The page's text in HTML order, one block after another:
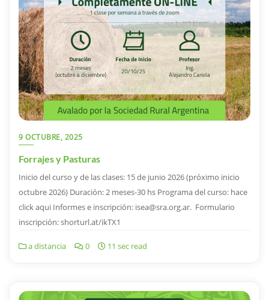
9 OCTUBRE, 2025
Forrajes y Pasturas
Inicio del curso y de las clases: 15 de junio 2026 (próximo inicio
octubre 2026) Duración: 2 meses-30 hs Programa del curso: hace
click aqui Informes e inscripción: isea@sra.org.ar. Formulario
inscripción: shorturl.at/ikTX1
a distancia 0 11 sec read